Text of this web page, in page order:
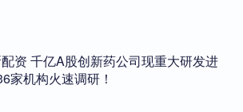
资 千亿A股创新药公司现重大研发进
家机构火速调研！